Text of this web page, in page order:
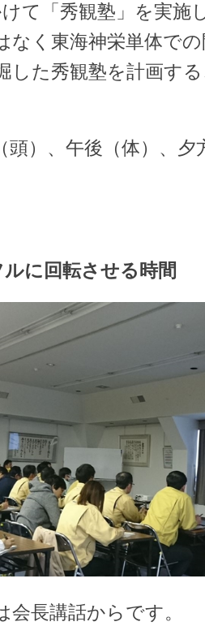
て「秀観塾」を実施
なく東海神栄単体で
した秀観塾を計画す
頭）、午後（体）、夕
に回転させる時間
会長講話からです。